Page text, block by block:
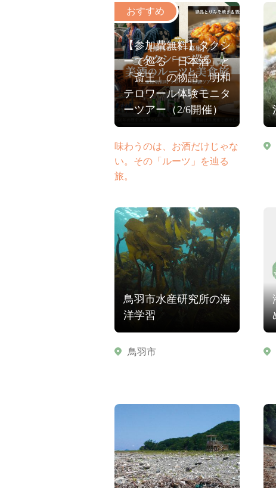
【参加費無料】タクシ
ーで巡る「日本酒」と
「斎王」の物語。明和
テロワール体験モニタ
ーツアー（2/6開催）
味わうのは、お酒だけじゃな
い。その「ルーツ」を辿る
旅。
鳥羽市水産研究所の海
洋学習
鳥羽市